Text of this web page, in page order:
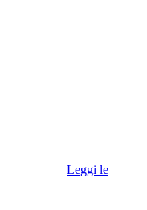
Leggi le